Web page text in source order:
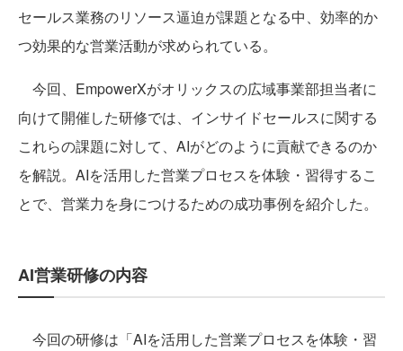
セールス業務のリソース逼迫が課題となる中、効率的か
つ効果的な営業活動が求められている。
今回、EmpowerXがオリックスの広域事業部担当者に
向けて開催した研修では、インサイドセールスに関する
これらの課題に対して、AIがどのように貢献できるのか
を解説。AIを活用した営業プロセスを体験・習得するこ
とで、営業力を身につけるための成功事例を紹介した。
AI営業研修の内容
今回の研修は「AIを活用した営業プロセスを体験・習